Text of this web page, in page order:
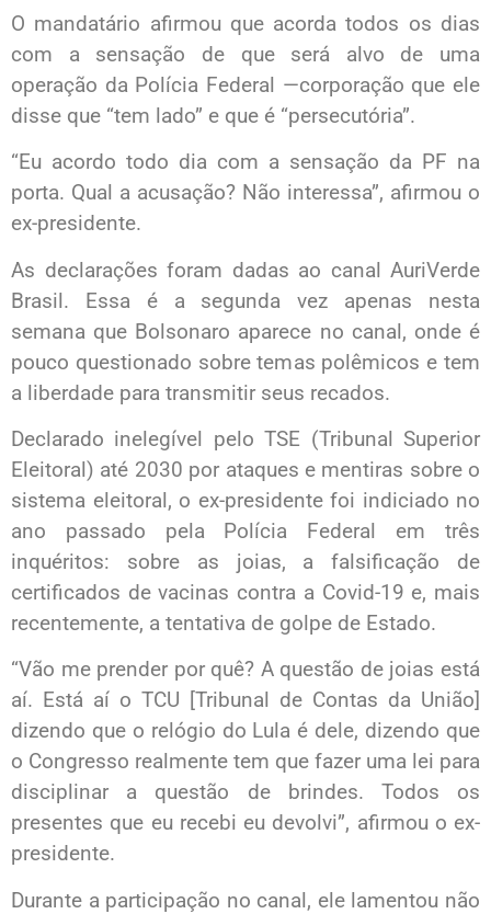
O mandatário afirmou que acorda todos os dias
com a sensação de que será alvo de uma
operação da Polícia Federal —corporação que ele
disse que “tem lado” e que é “persecutória”.
“Eu acordo todo dia com a sensação da PF na
porta. Qual a acusação? Não interessa”, afirmou o
ex-presidente.
As declarações foram dadas ao canal AuriVerde
Brasil. Essa é a segunda vez apenas nesta
semana que Bolsonaro aparece no canal, onde é
pouco questionado sobre temas polêmicos e tem
a liberdade para transmitir seus recados.
Declarado inelegível pelo TSE (Tribunal Superior
Eleitoral) até 2030 por ataques e mentiras sobre o
sistema eleitoral, o ex-presidente foi indiciado no
ano passado pela Polícia Federal em três
inquéritos: sobre as joias, a falsificação de
certificados de vacinas contra a Covid-19 e, mais
recentemente, a tentativa de golpe de Estado.
“Vão me prender por quê? A questão de joias está
aí. Está aí o TCU [Tribunal de Contas da União]
dizendo que o relógio do Lula é dele, dizendo que
o Congresso realmente tem que fazer uma lei para
disciplinar a questão de brindes. Todos os
presentes que eu recebi eu devolvi”, afirmou o ex-
presidente.
Durante a participação no canal, ele lamentou não